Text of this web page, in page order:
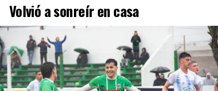
Volvió a sonreír en casa